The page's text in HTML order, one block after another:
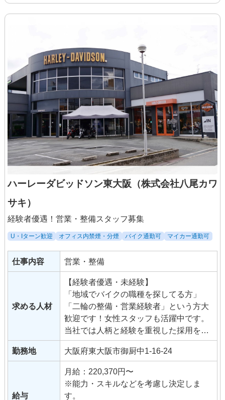
◆試用期間3ヶ月（待遇変更なし）
に上司が補助します。
ハーレーダビッドソン東大阪（株式会社八尾カワ
サキ）
経験者優遇！営業・整備スタッフ募集
U・Iターン歓迎 オフィス内禁煙・分煙 バイク通勤可 マイカー通勤可
仕事内容 営業・整備
求める人材
【経験者優遇・未経験】
「地域でバイクの職種を探してる方」
「二輪の整備・営業経験者」という方大
歓迎です！女性スタッフも活躍中です。
当社では人柄と経験を重視した採用を行
っていますので、「バイクが好き！」
「営業・整備の仕事をしてみたい！」と
いう意欲のある方をお待ちしておりま
す。
勤務地 大阪府東大阪市御厨中1-16-24
給与
月給：220,370円〜
※能力・スキルなどを考慮し決定しま
す。